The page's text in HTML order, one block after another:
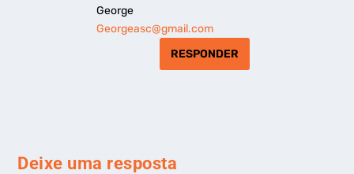
George
Georgeasc@gmail.com
RESPONDER
Deixe uma resposta